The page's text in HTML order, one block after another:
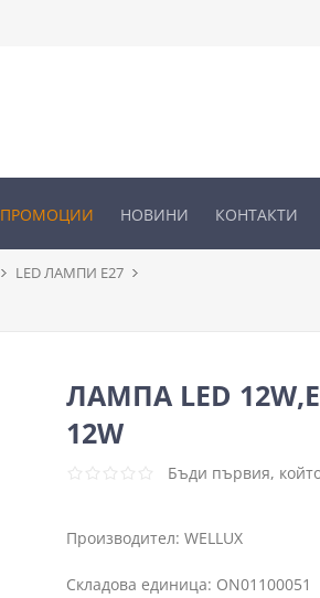
ПРОМОЦИИ НОВИНИ КОНТАКТИ
LED ЛАМПИ Е27
ЛАМПА LED
12W
Бъди първия,
Производител: WELLUX
Складова единица: ON01100051